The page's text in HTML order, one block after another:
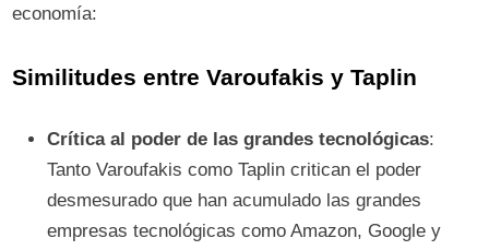
economía:
Similitudes entre Varoufakis y Taplin
Crítica al poder de las grandes tecnológicas:
Tanto Varoufakis como Taplin critican el poder
desmesurado que han acumulado las grandes
empresas tecnológicas como Amazon, Google y